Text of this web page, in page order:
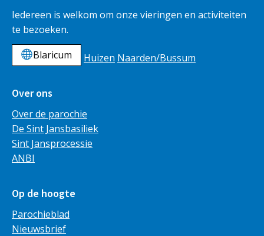
Iedereen is welkom om onze vieringen en activiteiten
te bezoeken.
Blaricum
Huizen Naarden/Bussum
Over ons
Over de parochie
De Sint Jansbasiliek
Sint Jansprocessie
ANBI
Op de hoogte
Parochieblad
Nieuwsbrief